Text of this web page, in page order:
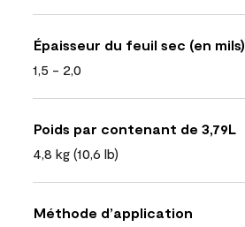
Épaisseur du feuil sec (en mils)
1,5 - 2,0
Poids par contenant de 3,79L
4,8 kg (10,6 lb)
Méthode d’application